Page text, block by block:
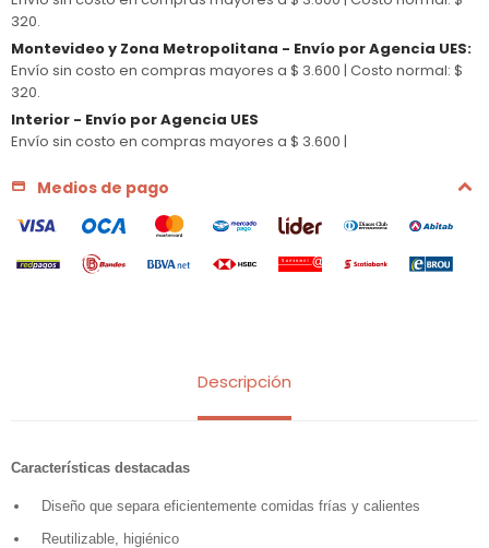
320.
Montevideo y Zona Metropolitana - Envío por Agencia UES:
Envío sin costo en compras mayores a $ 3.600 | Costo normal: $
320.
Interior - Envío por Agencia UES
Envío sin costo en compras mayores a $ 3.600 |
Medios de pago
Descripción
Características destacadas
Diseño que separa eficientemente comidas frías y calientes
Reutilizable, higiénico